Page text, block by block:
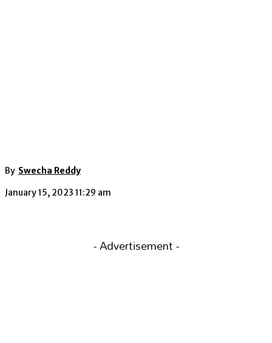
By Swecha Reddy
January 15, 2023 11:29 am
- Advertisement -